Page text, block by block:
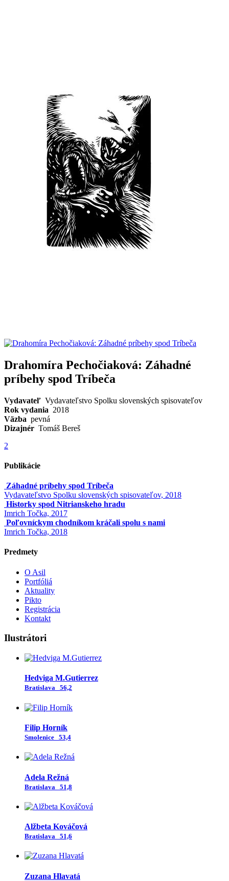
Drahomíra Pechočiaková: Záhadné
príbehy spod Tríbeča
Vydavateľ Vydavateľstvo Spolku slovenských spisovateľov
Rok vydania 2018
Väzba pevná
Dizajnér Tomáš Bereš
2
Publikácie
Záhadné príbehy spod Tríbeča
Vydavateľstvo Spolku slovenských spisovateľov, 2018
Historky spod Nitrianskeho hradu
Imrich Točka, 2017
Poľovníckym chodníkom kráčali spolu s nami
Imrich Točka, 2018
Predmety
O Asil
Portfóliá
Aktuality
Pikto
Registrácia
Kontakt
Ilustrátori
Hedviga M.Gutierrez
Bratislava 56,2
Filip Horník
Smolenice 53,4
Adela Režná
Bratislava 51,8
Alžbeta Kováčová
Bratislava 51,6
Zuzana Hlavatá